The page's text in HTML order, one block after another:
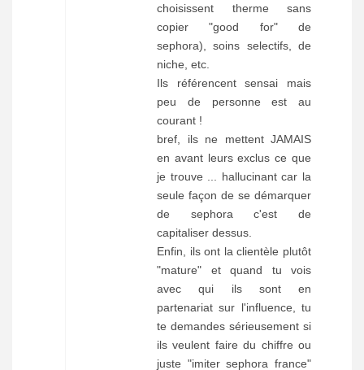
choisissent therme sans
copier "good for" de
sephora), soins selectifs, de
niche, etc.
Ils référencent sensai mais
peu de personne est au
courant !
bref, ils ne mettent JAMAIS
en avant leurs exclus ce que
je trouve ... hallucinant car la
seule façon de se démarquer
de sephora c'est de
capitaliser dessus.
Enfin, ils ont la clientèle plutôt
"mature" et quand tu vois
avec qui ils sont en
partenariat sur l'influence, tu
te demandes sérieusement si
ils veulent faire du chiffre ou
juste "imiter sephora france"